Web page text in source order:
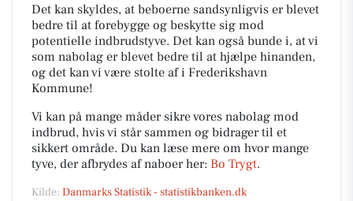
Det kan skyldes, at beboerne sandsynligvis er blevet
bedre til at forebygge og beskytte sig mod
potentielle indbrudstyve. Det kan også bunde i, at vi
som nabolag er blevet bedre til at hjælpe hinanden,
og det kan vi være stolte af i Frederikshavn
Kommune!
Vi kan på mange måder sikre vores nabolag mod
indbrud, hvis vi står sammen og bidrager til et
sikkert område. Du kan læse mere om hvor mange
tyve, der afbrydes af naboer her: Bo Trygt.
Kilde: Danmarks Statistik - statistikbanken.dk